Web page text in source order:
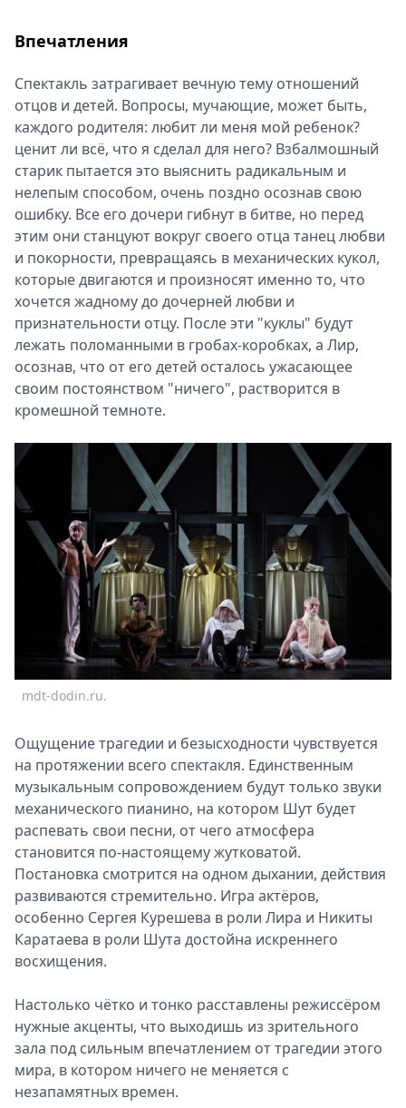
Впечатления
Спектакль затрагивает вечную тему отношений
отцов и детей. Вопросы, мучающие, может быть,
каждого родителя: любит ли меня мой ребенок?
ценит ли всё, что я сделал для него? Взбалмошный
старик пытается это выяснить радикальным и
нелепым способом, очень поздно осознав свою
ошибку. Все его дочери гибнут в битве, но перед
этим они станцуют вокруг своего отца танец любви
и покорности, превращаясь в механических кукол,
которые двигаются и произносят именно то, что
хочется жадному до дочерней любви и
признательности отцу. После эти "куклы" будут
лежать поломанными в гробах-коробках, а Лир,
осознав, что от его детей осталось ужасающее
своим постоянством "ничего", растворится в
кромешной темноте.
mdt-dodin.ru.
Ощущение трагедии и безысходности чувствуется
на протяжении всего спектакля. Единственным
музыкальным сопровождением будут только звуки
механического пианино, на котором Шут будет
распевать свои песни, от чего атмосфера
становится по-настоящему жутковатой.
Постановка смотрится на одном дыхании, действия
развиваются стремительно. Игра актёров,
особенно Сергея Курешева в роли Лира и Никиты
Каратаева в роли Шута достойна искреннего
восхищения.
Настолько чётко и тонко расставлены режиссёром
нужные акценты, что выходишь из зрительного
зала под сильным впечатлением от трагедии этого
мира, в котором ничего не меняется с
незапамятных времен.